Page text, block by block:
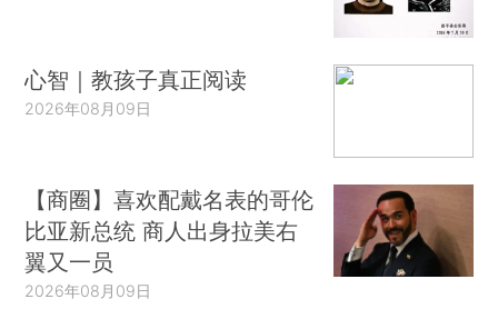
心智｜教孩子真正阅读
2026年08月09日
【商圈】喜欢配戴名表的哥伦
比亚新总统 商人出身拉美右
翼又一员
2026年08月09日